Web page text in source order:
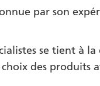
par son
se tient à
choix des produits